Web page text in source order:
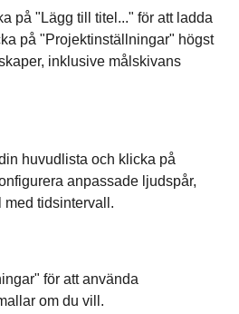
på "Lägg till titel..." för att ladda
på "Projektinställningar" högst
inklusive målskivans
huvudlista och klicka på
anpassade ljudspår,
med tidsintervall.
för att använda
om du vill.